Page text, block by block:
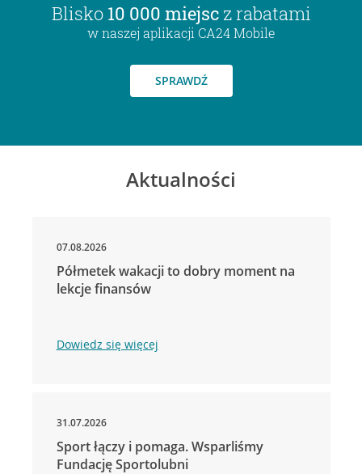
Blisko 10 000 miejsc z rabatami
w naszej aplikacji CA24 Mobile
SPRAWDŹ
Aktualności
07.08.2026
Półmetek wakacji to dobry moment na
lekcje finansów
Dowiedz się więcej
31.07.2026
Sport łączy i pomaga. Wsparliśmy
Fundację Sportolubni